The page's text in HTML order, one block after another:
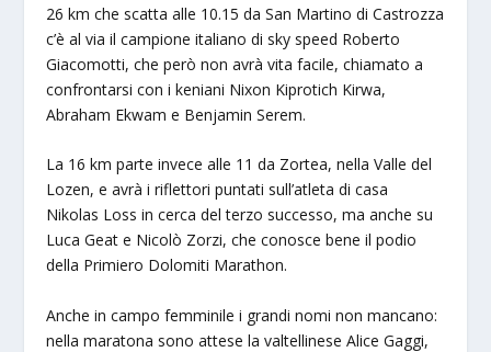
26 km che scatta alle 10.15 da San Martino di Castrozza
c’è al via il campione italiano di sky speed Roberto
Giacomotti, che però non avrà vita facile, chiamato a
confrontarsi con i keniani Nixon Kiprotich Kirwa,
Abraham Ekwam e Benjamin Serem.
La 16 km parte invece alle 11 da Zortea, nella Valle del
Lozen, e avrà i riflettori puntati sull’atleta di casa
Nikolas Loss in cerca del terzo successo, ma anche su
Luca Geat e Nicolò Zorzi, che conosce bene il podio
della Primiero Dolomiti Marathon.
Anche in campo femminile i grandi nomi non mancano:
nella maratona sono attese la valtellinese Alice Gaggi,